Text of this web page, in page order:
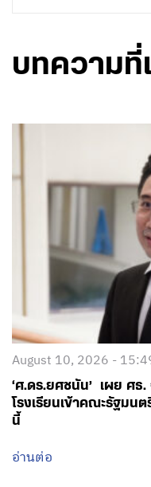
บทความที่
August 10, 2026 -
‘ศ.ดร.ยศชนัน’ เผย ศธ
โรงเรียนเข้าคณะรัฐมน
นี้
อ่านต่อ